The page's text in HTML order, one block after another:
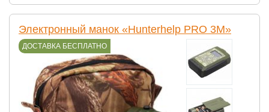
Электронный манок «Hunterhelp PRO 3M»
ДОСТАВКА БЕСПЛАТНО